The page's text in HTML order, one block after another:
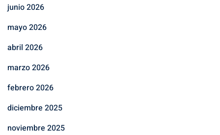
junio 2026
mayo 2026
abril 2026
marzo 2026
febrero 2026
diciembre 2025
noviembre 2025